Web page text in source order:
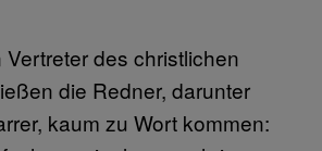
des christlichen
die Redner, darunter
kaum zu Wort kommen: